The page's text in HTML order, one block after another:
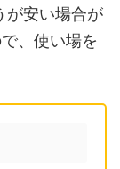
が安い場合が
、使い場を